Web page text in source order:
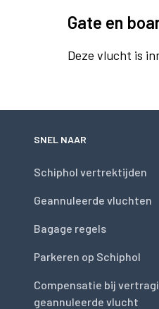
Gate en
Deze vlucht is
SNEL NAAR
Schiphol vertrektijden
Geannuleerde vluchten
Bagage regels
Parkeren op Schiphol
Compensatie bij
geannuleerde vlucht